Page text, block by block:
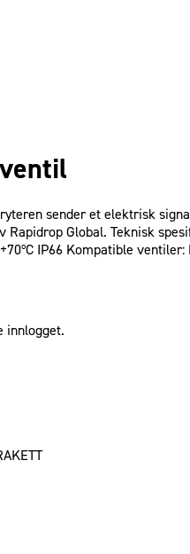
sender et elektrisk
Global. Teknisk
IP66 Kompatible
innlogget.